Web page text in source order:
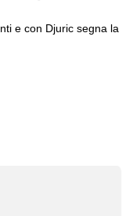
e con Djuric segna la